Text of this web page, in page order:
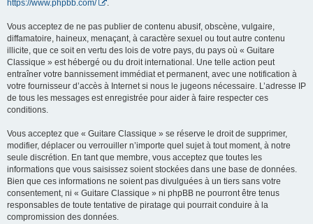
https://www.phpbb.com/
Vous acceptez de ne pas publier de contenu abusif, obscène, vulgaire,
diffamatoire, haineux, menaçant, à caractère sexuel ou tout autre contenu
illicite, que ce soit en vertu des lois de votre pays, du pays où « Guitare
Classique » est hébergé ou du droit international. Une telle action peut
entraîner votre bannissement immédiat et permanent, avec une notification à
votre fournisseur d’accès à Internet si nous le jugeons nécessaire. L’adresse IP
de tous les messages est enregistrée pour aider à faire respecter ces
conditions.
Vous acceptez que « Guitare Classique » se réserve le droit de supprimer,
modifier, déplacer ou verrouiller n’importe quel sujet à tout moment, à notre
seule discrétion. En tant que membre, vous acceptez que toutes les
informations que vous saisissez soient stockées dans une base de données.
Bien que ces informations ne soient pas divulguées à un tiers sans votre
consentement, ni « Guitare Classique » ni phpBB ne pourront être tenus
responsables de toute tentative de piratage qui pourrait conduire à la
compromission des données.